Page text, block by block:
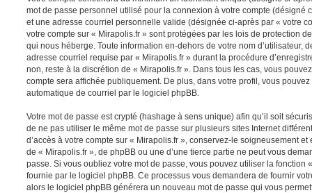
mot de passe personnel utilisé pour la connexion à votre compte (désigné
et une adresse courriel personnelle valide (désignée ci-après par « votre
votre compte sur « Mirapolis.fr » sont protégées par les lois de protection
qui nous héberge. Toute information en-dehors de votre nom d’utilisateur,
adresse courriel requise par « Mirapolis.fr » durant la procédure
non, reste à la discrétion de « Mirapolis.fr ». Dans tous les cas, vous
compte sera affichée publiquement. De plus, dans votre profil, vous
automatique de courriel par le logiciel phpBB.
Votre mot de passe est crypté (hashage à sens unique) afin qu’il soit
de ne pas utiliser le même mot de passe sur plusieurs sites Internet
d’accès à votre compte sur « Mirapolis.fr », conservez-le soigneusement
de « Mirapolis.fr », de phpBB ou une d’une tierce partie ne peut vous
passe. Si vous oubliez votre mot de passe, vous pouvez utiliser la fonction
fournie par le logiciel phpBB. Ce processus vous demandera de fournir
alors le logiciel phpBB générera un nouveau mot de passe qui vous